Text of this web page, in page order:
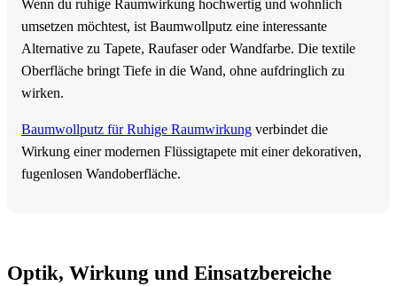
Wenn du ruhige Raumwirkung hochwertig und wohnlich
umsetzen möchtest, ist Baumwollputz eine interessante
Alternative zu Tapete, Raufaser oder Wandfarbe. Die textile
Oberfläche bringt Tiefe in die Wand, ohne aufdringlich zu
wirken.
Baumwollputz für Ruhige Raumwirkung verbindet die
Wirkung einer modernen Flüssigtapete mit einer dekorativen,
fugenlosen Wandoberfläche.
Optik, Wirkung und Einsatzbereiche